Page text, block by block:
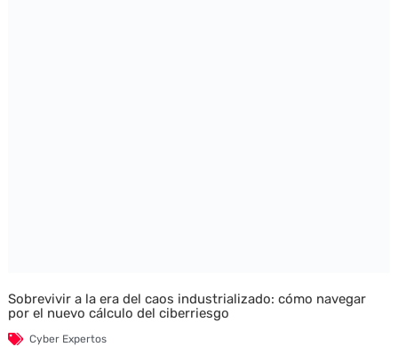
Sobrevivir a la era del caos industrializado: cómo navegar
por el nuevo cálculo del ciberriesgo
Cyber Expertos